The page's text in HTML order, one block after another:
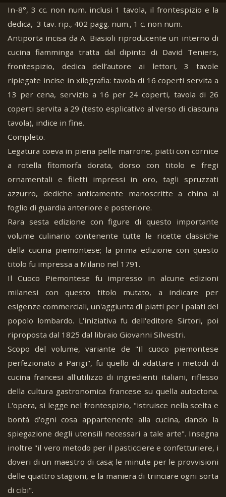
In-8°, 3 cc. non num. inclusi 1 tavola, il frontespizio e la
dedica, 3 tav. rip., 402 pagg. num., 1 c. non num.
Antiporta incisa da A. Biasioli riproducente un interno di
cucina fiamminga tratta dal dipinto di David Teniers,
frontespizio, dedica dell’autore ai lettori, 3 tavole
ripiegate incise in xilografia: tavola di 16 coperti servita a
13 per cena, servizio a 16 per 24 coperti, tavola di 26
coperti servita a 29 (testo esplicativo al verso di ciascuna
tavola), indice in fine.
Completo.
Legatura coeva in piena pelle marrone, piatti con cornice
a rotella fitomorfa dorata, dorso con titolo e fregi
ornamentali e filetti impressi in oro, tagli spruzzati
azzurro, dediche anticamente manoscritte a china al
foglio di guardia anteriore e posteriore.
Rara sesta edizione con figure di questo importante
volume culinario contenente tutte le ricette classiche
della cucina piemontese; la prima edizione con questo
titolo fu impressa a Milano nel 1791.
Il Cuoco Piemontese fu impresso in alcune edizioni
milanesi con questo titolo mutato, a indicare per
esigenze commerciali, un'aggiunta di piatti per i palati del
popolo lombardo. L'iniziativa fu dell'editore Sirtori, poi
riproposta dal 1825 dal libraio Giovanni Silvestri.
Scopo del volume, variante de "Il cuoco piemontese
perfezionato a Parigi", fu quello di adattare i metodi di
cucina francesi all'utilizzo di ingredienti italiani, riflesso
della cultura gastronomica francese su quella autoctona.
L'opera, si legge nel frontespizio, "istruisce nella scelta e
bontà d'ogni cosa appartenente alla cucina, dando la
spiegazione degli utensili necessari a tale arte". Insegna
inoltre "il vero metodo per il pasticciere e confetturiere, i
doveri di un maestro di casa; le minute per le provvisioni
delle quattro stagioni, e la maniera di trinciare ogni sorta
di cibi".